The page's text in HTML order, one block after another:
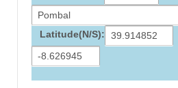
Latitude(N/S):